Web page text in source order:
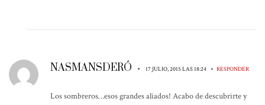
NASMANSDERÓ • 17 JULIO, 2015 LAS 18:24 • RESPONDER
Los sombreros…esos grandes aliados! Acabo de descubrirte y